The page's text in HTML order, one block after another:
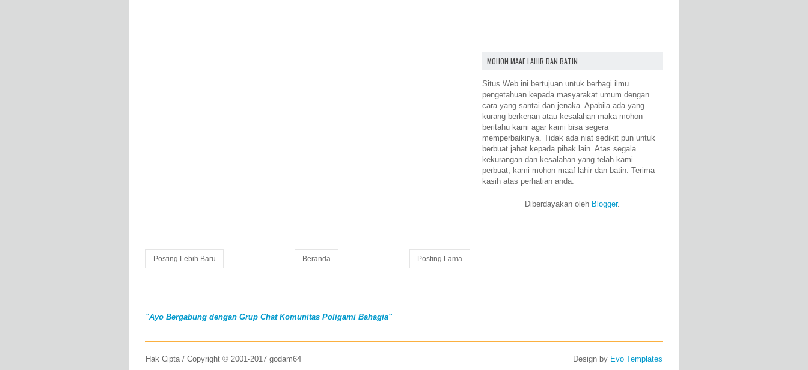
Posting Lebih Baru Posting Lama
Beranda
"Ayo Bergabung dengan Grup Chat Komunitas Poligami Bahagia"
MOHON MAAF LAHIR DAN BATIN
Situs Web ini bertujuan untuk berbagi ilmu
pengetahuan kepada masyarakat umum dengan
cara yang santai dan jenaka. Apabila ada yang
kurang berkenan atau kesalahan maka mohon
beritahu kami agar kami bisa segera
memperbaikinya. Tidak ada niat sedikit pun untuk
berbuat jahat kepada pihak lain. Atas segala
kekurangan dan kesalahan yang telah kami
perbuat, kami mohon maaf lahir dan batin. Terima
kasih atas perhatian anda.
Diberdayakan oleh Blogger.
Hak Cipta / Copyright © 2001-2017 godam64 Design by Evo Templates